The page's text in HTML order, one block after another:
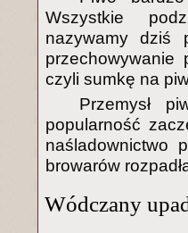
Wszystkie
nazywamy dziś
przechowywanie
czyli sumkę na
Przemysł
popularność
naśladownictwo
browarów
Wódczany